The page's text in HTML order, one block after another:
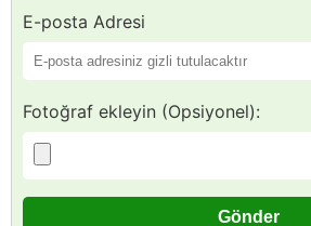
E-posta Adresi
Fotoğraf ekleyin (Opsiyonel):